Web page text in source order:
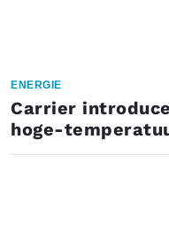
ENERGIE
Carrier
hoge-